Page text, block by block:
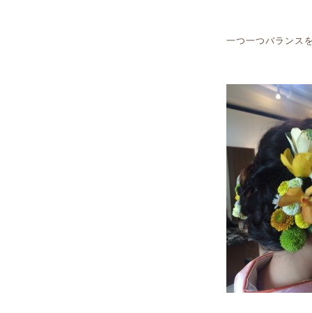
一つ一つバランス